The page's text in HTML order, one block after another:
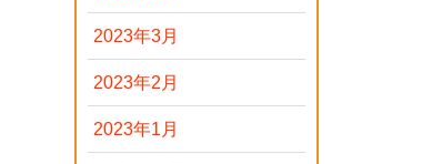
2023年3月
2023年2月
2023年1月